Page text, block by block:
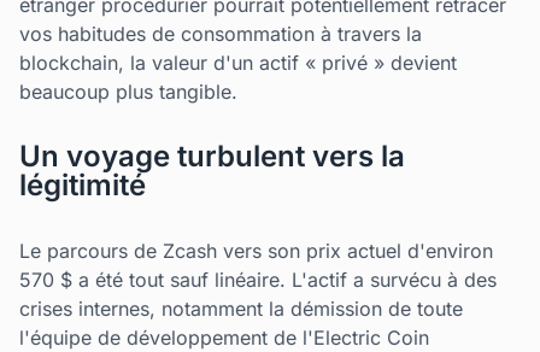
étranger procédurier pourrait potentiellement retracer
vos habitudes de consommation à travers la
blockchain, la valeur d'un actif « privé » devient
beaucoup plus tangible.
Un voyage turbulent vers la
légitimité
Le parcours de Zcash vers son prix actuel d'environ
570 $ a été tout sauf linéaire. L'actif a survécu à des
crises internes, notamment la démission de toute
l'équipe de développement de l'Electric Coin